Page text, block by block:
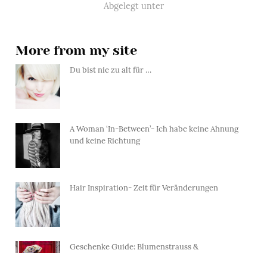
Abgelegt unter
More from my site
Du bist nie zu alt für …
A Woman ‘In-Between’- Ich habe keine Ahnung
und keine Richtung
Hair Inspiration- Zeit für Veränderungen
Geschenke Guide: Blumenstrauss &